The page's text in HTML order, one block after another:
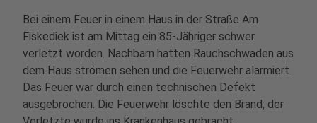
Bei einem Feuer in einem Haus in der Straße Am
Fiskediek ist am Mittag ein 85-Jähriger schwer
verletzt worden. Nachbarn hatten Rauchschwaden aus
dem Haus strömen sehen und die Feuerwehr alarmiert.
Das Feuer war durch einen technischen Defekt
ausgebrochen. Die Feuerwehr löschte den Brand, der